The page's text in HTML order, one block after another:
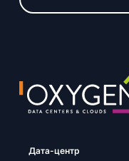
Дата-центр